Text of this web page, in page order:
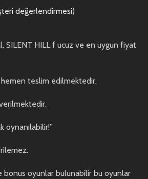
değerlendirmesi)
SILENT HILL f ucuz ve en uygun fiyat
teslim edilmektedir.
oynanılabilir!”
bonus oyunlar bulunabilir bu oyunlar